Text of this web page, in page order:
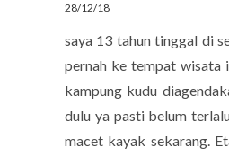
28/12/18
saya 13 tahun tinggal di
pernah ke tempat wisata
kampung kudu
dulu ya pasti belum
macet kayak sekarang.